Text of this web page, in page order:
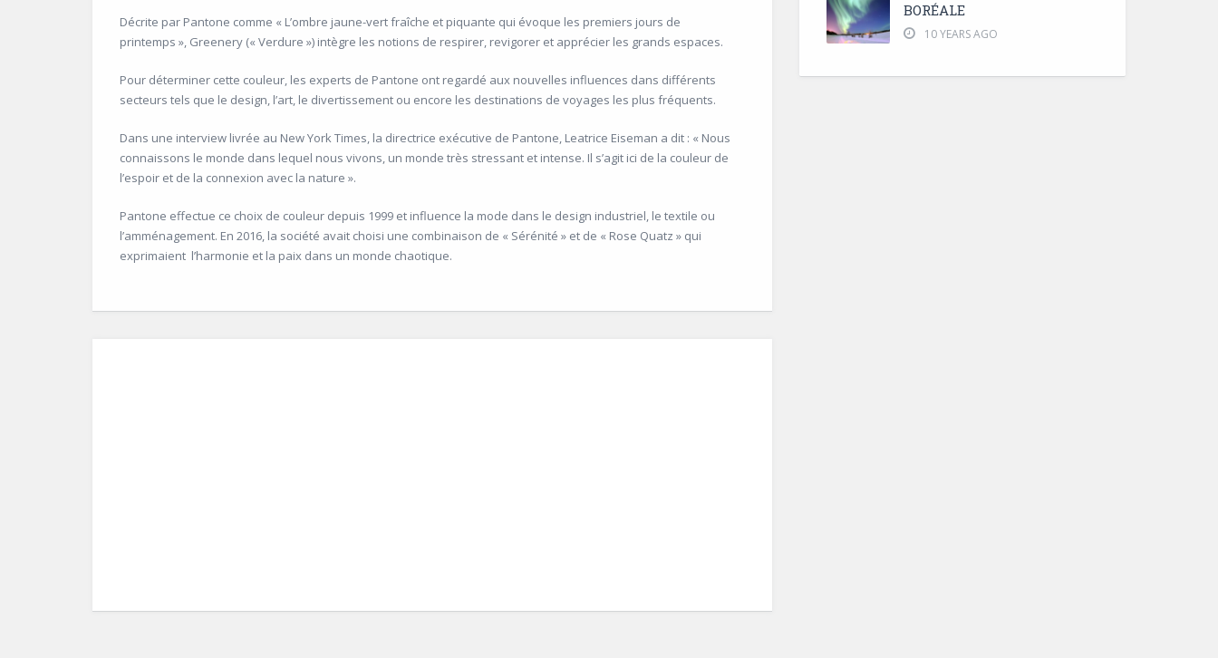
Décrite par Pantone comme « L’ombre jaune-vert fraîche et piquante qui évoque les premiers jours de
printemps », Greenery (« Verdure ») intègre les notions de respirer, revigorer et apprécier les grands espaces.
Pour déterminer cette couleur, les experts de Pantone ont regardé aux nouvelles influences dans différents
secteurs tels que le design, l’art, le divertissement ou encore les destinations de voyages les plus fréquents.
Dans une interview livrée au New York Times, la directrice exécutive de Pantone, Leatrice Eiseman a dit : « Nous
connaissons le monde dans lequel nous vivons, un monde très stressant et intense. Il s’agit ici de la couleur de
l’espoir et de la connexion avec la nature ».
Pantone effectue ce choix de couleur depuis 1999 et influence la mode dans le design industriel, le textile ou
l’amménagement. En 2016, la société avait choisi une combinaison de « Sérénité » et de « Rose Quatz » qui
exprimaient l’harmonie et la paix dans un monde chaotique.
BORÉALE
10 YEARS AGO